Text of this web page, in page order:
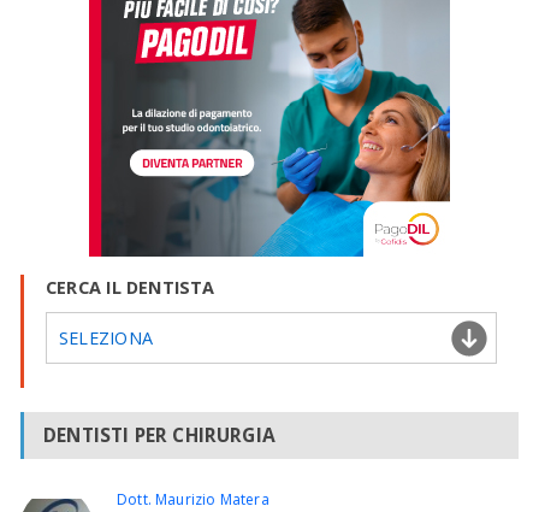
CERCA IL DENTISTA
SELEZIONA
DENTISTI PER CHIRURGIA
Dott. Maurizio Matera